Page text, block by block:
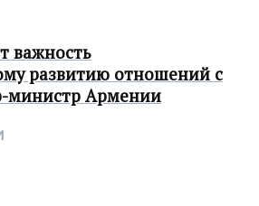
важность
развитию отношений с
министр Армении